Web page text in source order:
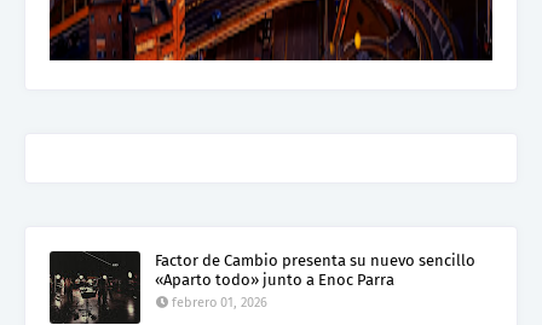
Factor de Cambio presenta su nuevo sencillo
«Aparto todo» junto a Enoc Parra
febrero 01, 2026